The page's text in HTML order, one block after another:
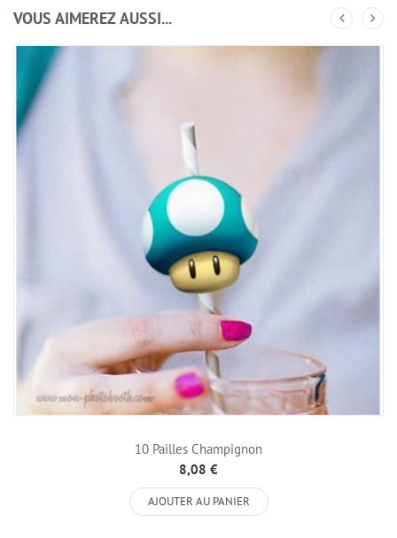
VOUS AIMEREZ AUSSI...
10 Pailles Champignon
8,08 €
AJOUTER AU PANIER